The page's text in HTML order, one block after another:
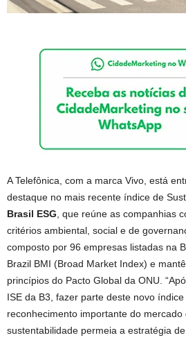
A Telefônica, com a marca Vivo, está
destaque no mais recente índice de
Brasil ESG , que reúne as companhias
critérios ambiental, social e de
composto por 96 empresas listadas na
Brazil BMI (Broad Market Index) e
princípios do Pacto Global da ONU.
ISE da B3, fazer parte deste novo
reconhecimento importante do
sustentabilidade permeia a estratégia